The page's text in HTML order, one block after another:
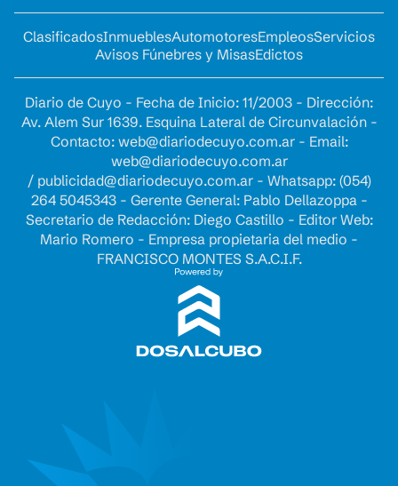
ClasificadosInmueblesAutomotoresEmpleosServicios
Avisos Fúnebres y MisasEdictos
Diario de Cuyo - Fecha de Inicio: 11/2003 - Dirección:
Av. Alem Sur 1639. Esquina Lateral de Circunvalación -
Contacto: web@diariodecuyo.com.ar- Email:
web@diariodecuyo.com.ar
/ publicidad@diariodecuyo.com.ar- Whatsapp: (054)
264 5045343 - Gerente General: Pablo Dellazoppa -
Secretario de Redacción: Diego Castillo - Editor Web:
Mario Romero - Empresa propietaria del medio -
FRANCISCO MONTES S.A.C.I.F.